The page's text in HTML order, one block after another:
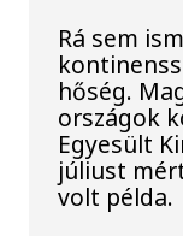
Rá sem
hőség.
országok
Egyesült
júliust
volt példa.